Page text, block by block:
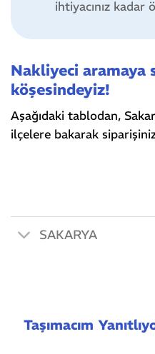
ihtiyacınız kadar
Nakliyeci aramaya
köşesindeyiz!
Aşağıdaki tablodan,
ilçelere bakarak
SAKARYA
Taşımacım